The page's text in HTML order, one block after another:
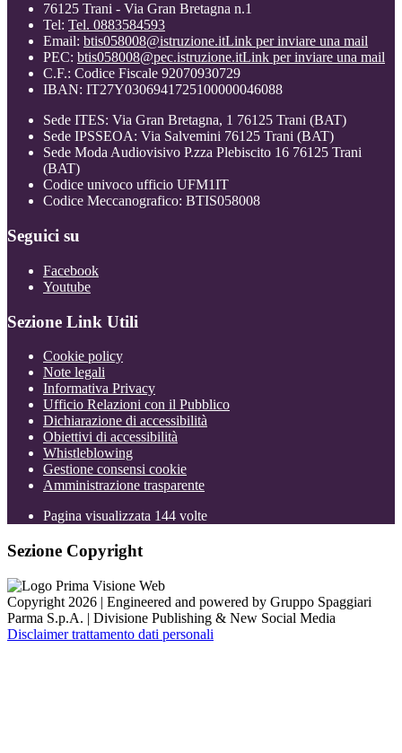
76125 Trani - Via Gran Bretagna n.1
Tel: Tel. 0883584593
Email: btis058008@istruzione.itLink per inviare una mail
PEC: btis058008@pec.istruzione.itLink per inviare una mail
C.F.: Codice Fiscale 92070930729
IBAN: IT27Y0306941725100000046088
Sede ITES: Via Gran Bretagna, 1 76125 Trani (BAT)
Sede IPSSEOA: Via Salvemini 76125 Trani (BAT)
Sede Moda Audiovisivo P.zza Plebiscito 16 76125 Trani
(BAT)
Codice univoco ufficio UFM1IT
Codice Meccanografico: BTIS058008
Seguici su
Facebook
Youtube
Sezione Link Utili
Cookie policy
Note legali
Informativa Privacy
Ufficio Relazioni con il Pubblico
Dichiarazione di accessibilità
Obiettivi di accessibilità
Whistleblowing
Gestione consensi cookie
Amministrazione trasparente
Pagina visualizzata 144 volte
Sezione Copyright
Copyright 2026 | Engineered and powered by Gruppo Spaggiari
Parma S.p.A. | Divisione Publishing & New Social Media
Disclaimer trattamento dati personali